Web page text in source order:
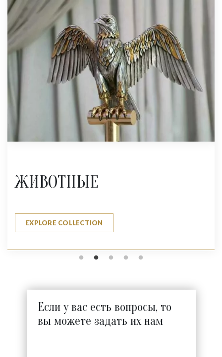
ЖИВОТНЫЕ
EXPLORE COLLECTION
Если у вас есть вопросы, то
вы можете задать их нам